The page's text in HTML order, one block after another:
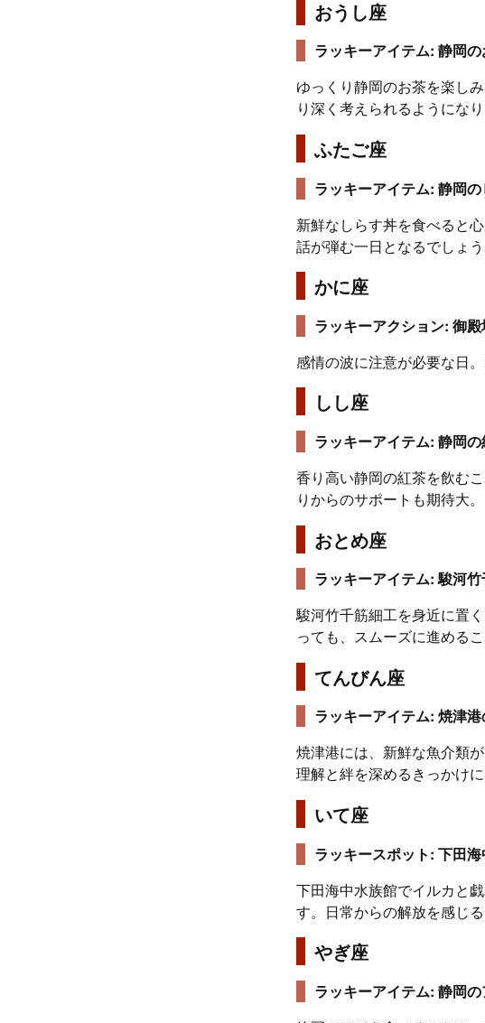
おうし座
ラッキーアイテム: 静岡
ゆっくり静岡のお茶を楽し
り深く考えられるようになり
ふたご座
ラッキーアイテム: 静岡
新鮮なしらす丼を食べると
話が弾む一日となるでしょう
かに座
ラッキーアクション: 御
感情の波に注意が必要な日
しし座
ラッキーアイテム: 静岡
香り高い静岡の紅茶を飲む
りからのサポートも期待大。
おとめ座
ラッキーアイテム: 駿河
駿河竹千筋細工を身近に置
っても、スムーズに進める
てんびん座
ラッキーアイテム: 焼津
焼津港には、新鮮な魚介類
理解と絆を深めるきっかけ
いて座
ラッキースポット: 下田
下田海中水族館でイルカと
す。日常からの解放を感じ
やぎ座
ラッキーアイテム: 静岡